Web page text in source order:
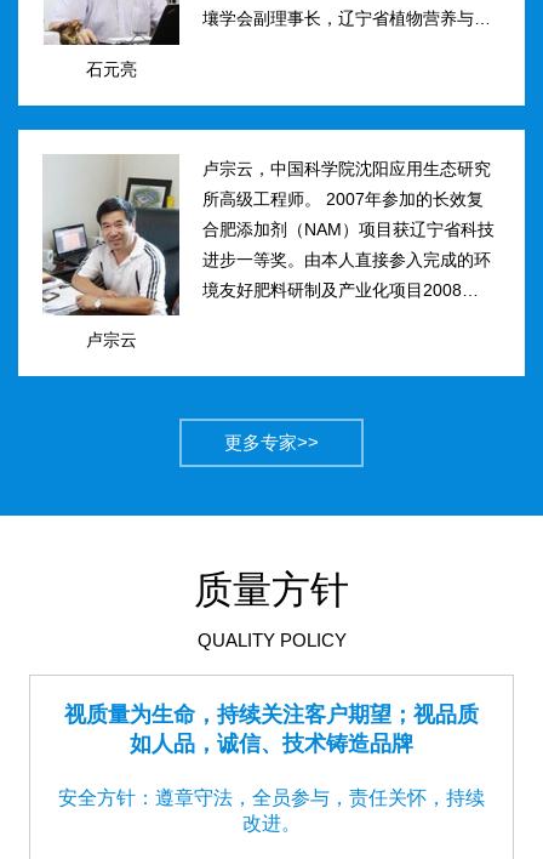
石元亮
壤学会副理事长，辽宁省植物营养与肥
家“十二五&rdqu...
卢宗云
卢宗云，中国科学院沈阳应用生态研究
所高级工程师。 2007年参加的长效复
合肥添加剂（NAM）项目获辽宁省科技
进步一等奖。由本人直接参入完成的环
境友好肥料研制及产业化项目2008年获
市有突出贡献中青年专...
更多专家>>
质量方针
QUALITY POLICY
视质量为生命，持续关注客户期望；视品质
如人品，诚信、技术铸造品牌
安全方针：遵章守法，全员参与，责任关怀，持续
改进。